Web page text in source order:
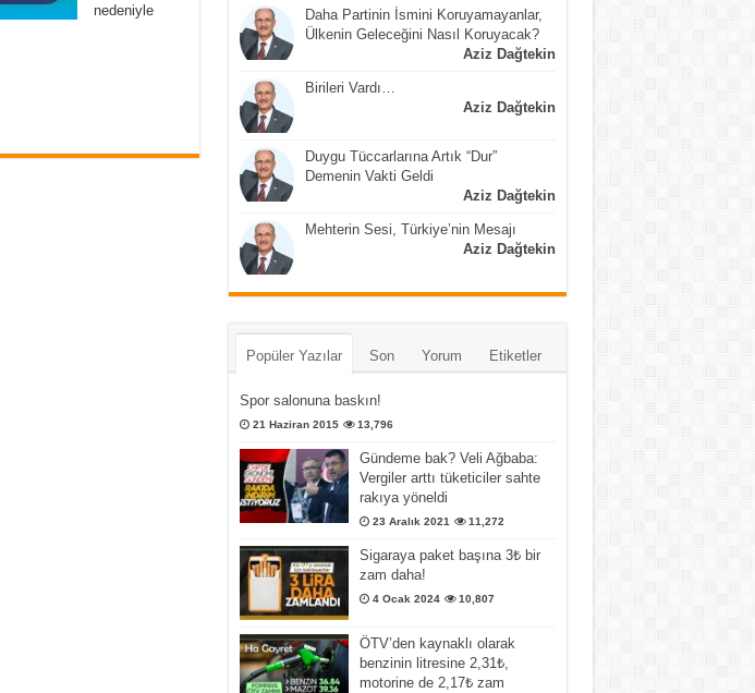
nedeniyle
Daha Partinin İsmini Koruyamayanlar,
Ülkenin Geleceğini Nasıl Koruyacak?
Aziz Dağtekin
Birileri Vardı…
Aziz Dağtekin
Duygu Tüccarlarına Artık “Dur”
Demenin Vakti Geldi
Aziz Dağtekin
Mehterin Sesi, Türkiye’nin Mesajı
Aziz Dağtekin
Popüler Yazılar Son Yorum Etiketler
Spor salonuna baskın!
21 Haziran 2015 13,796
Gündeme bak? Veli Ağbaba:
Vergiler arttı tüketiciler sahte
rakıya yöneldi
23 Aralık 2021 11,272
Sigaraya paket başına 3₺ bir
zam daha!
4 Ocak 2024 10,807
ÖTV’den kaynaklı olarak
benzinin litresine 2,31₺,
motorine de 2,17₺ zam